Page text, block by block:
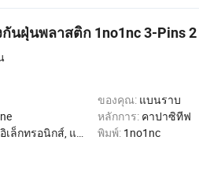
นฝุ่นพลาสติก 1no1nc 3-Pins
ของคุณ: แบนราบ
หลักการ: คาปาซิทีฟ
ร์ทเมนท์ / วิลล่า, โรงแรม, การค้า, หน้าแรก พิมพ์: 1no1nc